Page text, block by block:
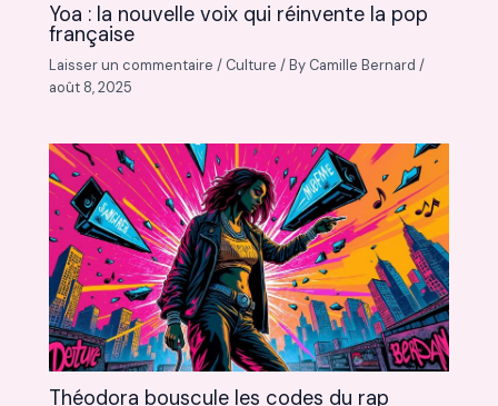
Yoa : la nouvelle voix qui réinvente la pop
française
Laisser un commentaire / Culture / By Camille Bernard/
août 8, 2025
Théodora bouscule les codes du rap